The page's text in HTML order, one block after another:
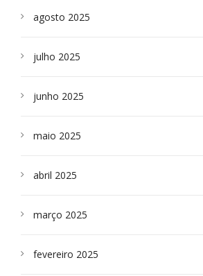
agosto 2025
julho 2025
junho 2025
maio 2025
abril 2025
março 2025
fevereiro 2025